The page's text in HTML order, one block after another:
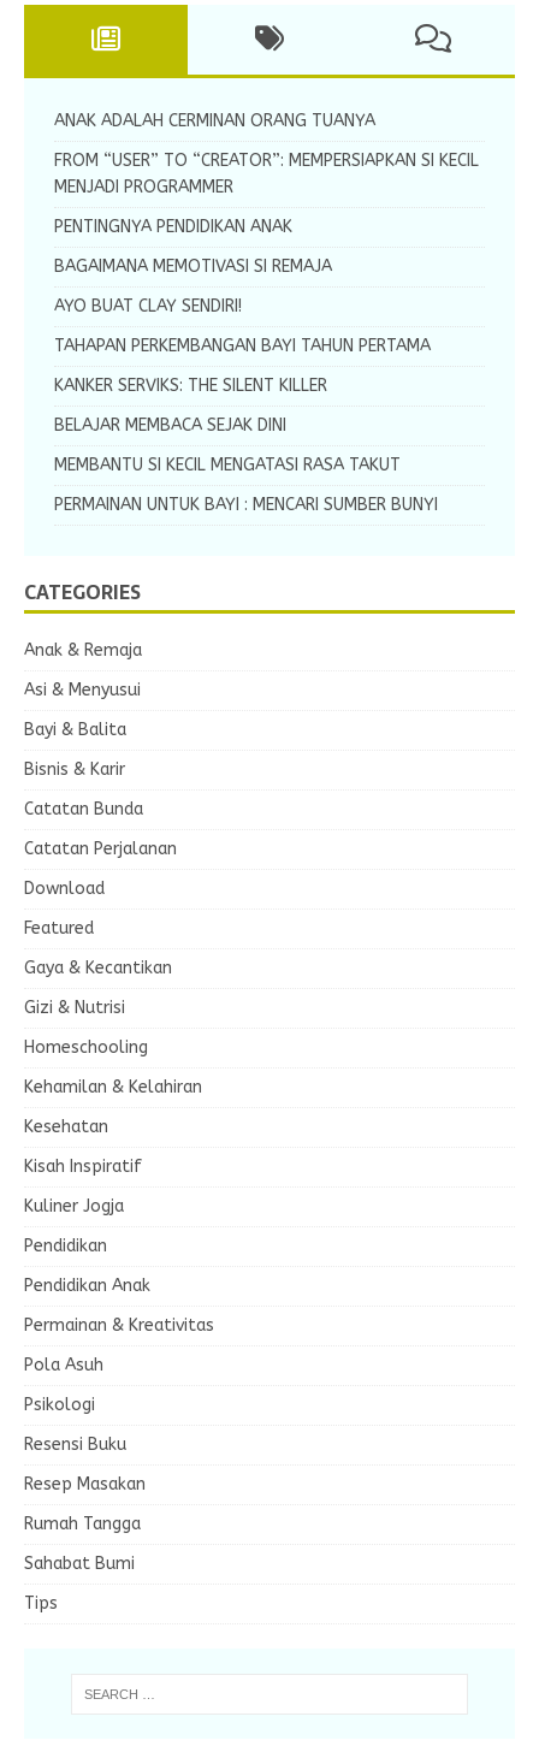
ANAK ADALAH CERMINAN ORANG TUANYA
FROM “USER” TO “CREATOR”: MEMPERSIAPKAN SI KECIL
MENJADI PROGRAMMER
PENTINGNYA PENDIDIKAN ANAK
BAGAIMANA MEMOTIVASI SI REMAJA
AYO BUAT CLAY SENDIRI!
TAHAPAN PERKEMBANGAN BAYI TAHUN PERTAMA
KANKER SERVIKS: THE SILENT KILLER
BELAJAR MEMBACA SEJAK DINI
MEMBANTU SI KECIL MENGATASI RASA TAKUT
PERMAINAN UNTUK BAYI : MENCARI SUMBER BUNYI
CATEGORIES
Anak & Remaja
Asi & Menyusui
Bayi & Balita
Bisnis & Karir
Catatan Bunda
Catatan Perjalanan
Download
Featured
Gaya & Kecantikan
Gizi & Nutrisi
Homeschooling
Kehamilan & Kelahiran
Kesehatan
Kisah Inspiratif
Kuliner Jogja
Pendidikan
Pendidikan Anak
Permainan & Kreativitas
Pola Asuh
Psikologi
Resensi Buku
Resep Masakan
Rumah Tangga
Sahabat Bumi
Tips